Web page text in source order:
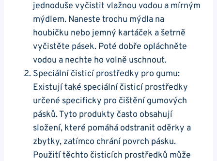
jednoduše vyčistit vlažnou vodou a mírným
mýdlem. Naneste trochu mýdla na
houbičku nebo jemný kartáček a⁢ šetrně
vyčistěte pásek. Poté dobře opláchněte
vodou a​ nechte ho⁢ volně uschnout.
Speciální⁢ čisticí ‍prostředky pro ‍gumu:
Existují také speciální čisticí prostředky
určené specificky pro čištění gumových
pásků. Tyto produkty často obsahují
složení,⁤ které ⁤pomáhá odstranit oděrky⁤ a
zbytky, zatímco​ chrání povrch pásku.
Použití těchto čisticích prostředků může